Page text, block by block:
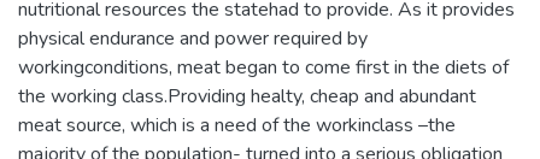
nutritional resources the statehad to provide. As it provides
physical endurance and power required by
workingconditions, meat began to come first in the diets of
the working class.Providing healty, cheap and abundant
meat source, which is a need of the workinclass –the